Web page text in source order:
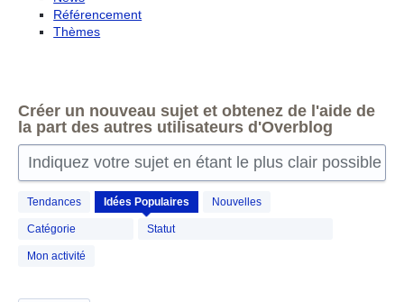
Référencement
Thèmes
Créer un nouveau sujet et obtenez de l'aide de
la part des autres utilisateurs d'Overblog
Indiquez votre sujet en étant le plus clair possible
Tendances Idées Populaires Nouvelles
Catégorie Statut
Mon activité
164
résultats
trouvés